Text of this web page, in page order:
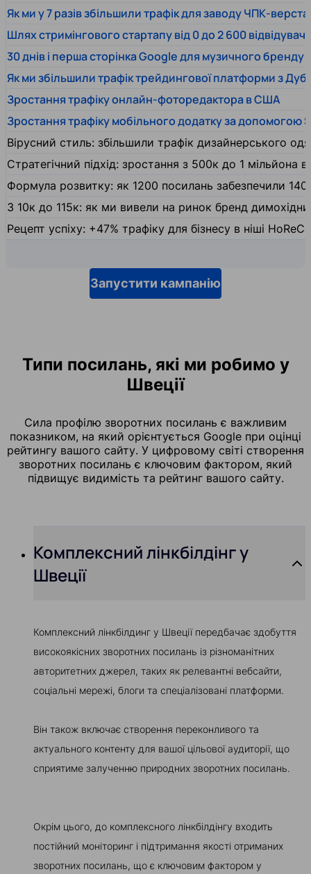
Як ми у 7 разів збільшили трафік для заводу ЧПК-
Шлях стримінгового стартапу від 0 до 2 600
30 днів і перша сторінка Google для музичного бренду
Як ми збільшили трафік трейдингової платформи з
Зростання трафіку онлайн-фоторедактора в США
Зростання трафіку мобільного додатку за допомогою
Вірусний стиль: збільшили трафік дизайнерського
Стратегічний підхід: зростання з 500к до 1 мільйона
Формула розвитку: як 1200 посилань забезпечили
З 10к до 115к: як ми вивели на ринок бренд
Рецепт успіху: +47% трафіку для бізнесу в ніші HoReCa
Запустити кампанію
Типи посилань, які ми робимо у
Швеції
Сила профілю зворотних посилань є важливим
показником, на який орієнтується Google при оцінці
рейтингу вашого сайту. У цифровому світі створення
зворотних посилань є ключовим фактором, який
підвищує видимість та рейтинг вашого сайту.
Комплексний лінкбілдінг у
Швеції
Комплексний лінкбілдинг у Швеції передбачає здобуття
високоякісних зворотних посилань із різноманітних
авторитетних джерел, таких як релевантні вебсайти,
соціальні мережі, блоги та спеціалізовані платформи.
Він також включає створення переконливого та
актуального контенту для вашої цільової аудиторії, що
сприятиме залученню природних зворотних посилань.
Окрім цього, до комплексного лінкбілдінгу входить
постійний моніторинг і підтримання якості отриманих
зворотних посилань, що є ключовим фактором у